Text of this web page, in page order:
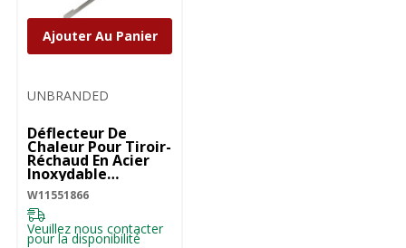
UNBRANDED
Déflecteur De
Chaleur Pour Tiroir-
Réchaud En Acier
Inoxydable
W11551866
W11551866
Veuillez nous contacter
pour la disponibilité
Ajouter Au Panier